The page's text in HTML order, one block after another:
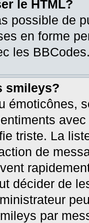
le HTML?
possible de
en forme
les
smileys?
émoticônes,
triste. La
de
décider de
par